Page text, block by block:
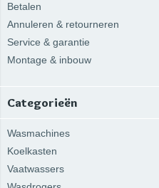
Betalen
Annuleren & retourneren
Service & garantie
Montage & inbouw
Categorieën
Wasmachines
Koelkasten
Vaatwassers